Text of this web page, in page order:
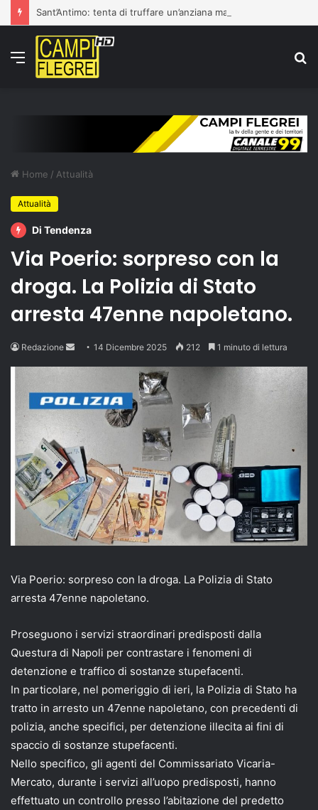
Menu
Home / Attualità
Attualità
Di Tendenza
Via Poerio: sorpreso con la
droga. La Polizia di Stato
arresta 47enne napoletano.
Redazione
Send14 Dicembre 2025 212 1 minuto di lettura
Via Poerio: sorpreso con la droga. La Polizia di Stato
arresta 47enne napoletano.
Proseguono i servizi straordinari predisposti dalla
Questura di Napoli per contrastare i fenomeni di
detenzione e traffico di sostanze stupefacenti.
In particolare, nel pomeriggio di ieri, la Polizia di Stato ha
tratto in arresto un 47enne napoletano, con precedenti di
polizia, anche specifici, per detenzione illecita ai fini di
spaccio di sostanze stupefacenti.
Nello specifico, gli agenti del Commissariato Vicaria-
Mercato, durante i servizi all’uopo predisposti, hanno
effettuato un controllo presso l’abitazione del predetto